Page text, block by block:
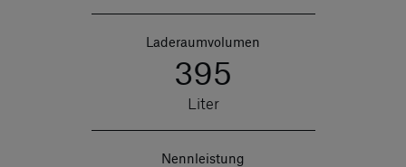
Laderaumvolumen
395
Liter
Nennleistung